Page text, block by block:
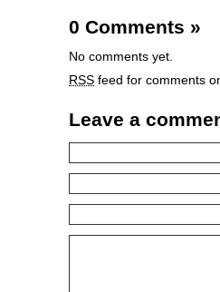
0 Comments »
No comments yet.
RSS feed for comments
Leave a